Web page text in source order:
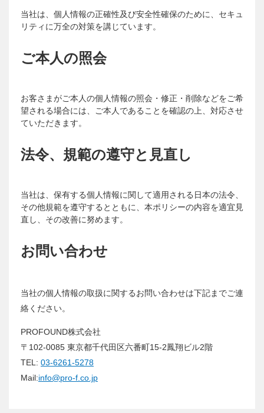
当社は、個人情報の正確性及び安全性確保のために、セキュ
リティに万全の対策を講じています。
ご本人の照会
お客さまがご本人の個人情報の照会・修正・削除などをご希
望される場合には、ご本人であることを確認の上、対応させ
ていただきます。
法令、規範の遵守と見直し
当社は、保有する個人情報に関して適用される日本の法令、
その他規範を遵守するとともに、本ポリシーの内容を適宜見
直し、その改善に努めます。
お問い合わせ
当社の個人情報の取扱に関するお問い合わせは下記までご連
絡ください。
PROFOUND株式会社
〒102-0085 東京都千代田区六番町15-2鳳翔ビル2階
TEL: 03-6261-5278
Mail:info@pro-f.co.jp